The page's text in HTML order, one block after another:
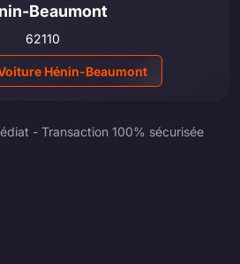
Beaumont
62110
Hénin-Beaumont
- Transaction 100% sécurisée